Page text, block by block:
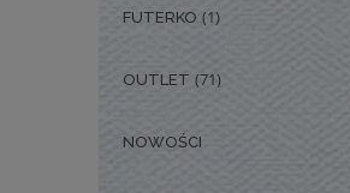
FUTERKO (1)
OUTLET (71)
NOWOŚCI